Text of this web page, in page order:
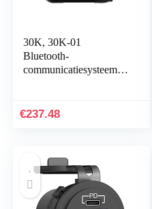
30K, 30K-01
Bluetooth-
communicatiesysteem
intercom
€237.48